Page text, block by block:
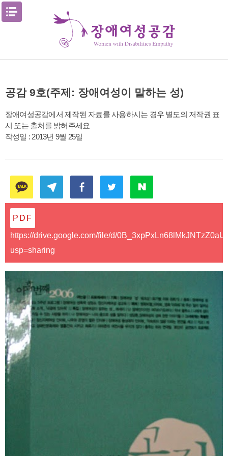
Skip
공감 9호(주제: 장애여성이 말하는 성)
장애여성공감에서 제작된 자료를 사용하시는 경우 별도의 저작권 표
시 또는 출처를 밝혀주세요
작성일 : 2013년 9월 25일
https://drive.google.com/file/d/
usp=sharing